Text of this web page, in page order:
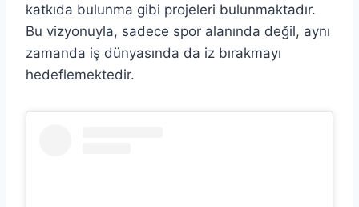
katkıda bulunma gibi projeleri bulunmaktadır.
Bu vizyonuyla, sadece spor alanında değil, aynı
zamanda iş dünyasında da iz bırakmayı
hedeflemektedir.